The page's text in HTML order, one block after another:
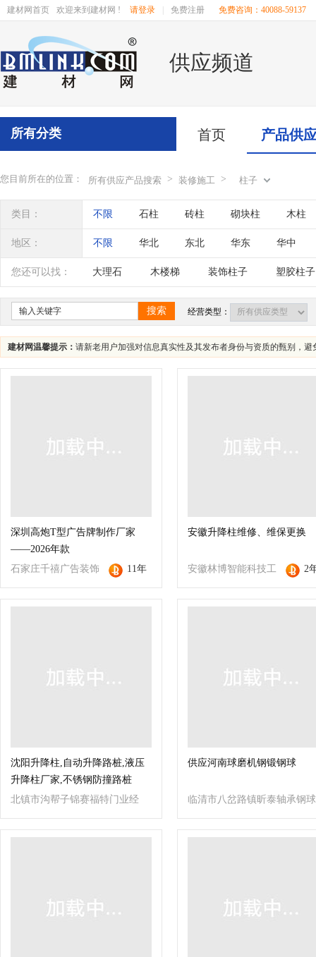
建材网首页 欢迎来到建材网 ! 请登录 免费注册 免费咨询：40088-59137
供应频道
首页 产品供
所有分类
您目前所在的位置： 所有供应产品搜索 > 装修施工 > 柱子
类目： 不限 石柱 砖柱 砌块柱 木柱
地区： 不限 华北 东北 华东 华中
辽宁 吉林 黑龙江 内蒙古 江苏
四川 海南 贵州 云南 西藏
您还可以找： 大理石 木楼梯 装饰柱子 塑胶柱子
搜索 经营类型：
建材网温馨提示： 请新老用户加强对信息真实性及其发布者身份与资质的甄别，
深圳高炮T型广告牌制作厂家
——2026年款
石家庄千禧广告装饰
有限公司
11年
安徽升降柱维修、维保更换
安徽林博智能科技工
程有限公司
2
沈阳升降柱,自动升降路桩,液压
升降柱厂家,不锈钢防撞路桩
北镇市沟帮子锦赛福特门业经
销处
供应河南球磨机钢锻钢球
临清市八岔路镇昕泰轴承钢球
钢锻销售处